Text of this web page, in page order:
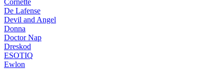
Cornette
De Lafense
Devil and Angel
Donna
Doctor Nap
Dreskod
ESOTIQ
Ewlon